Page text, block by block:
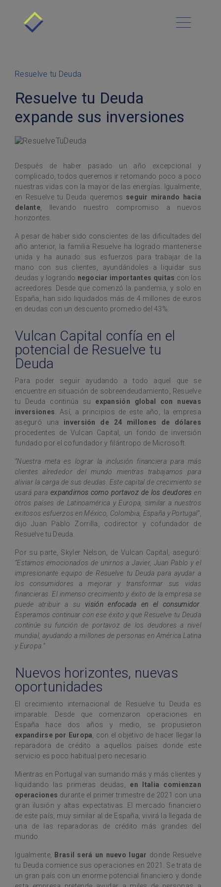
Menú Principal
Cómo funciona
Historias de Éxito
Preguntas Frecuentes
Sitemap
Todo sobre Resuelve
Deudas
Economía
Finanzas personales
Productos financieros
Contacto
Habla con nosotros
Sucursales
Asesoría Gratis
Resuelve tu Deuda
Resuelve tu Deuda
expande sus inversiones
Después de haber pasado un año excepcional y
complicado, todos queremos ir retomando poco a poco
nuestras vidas con la mayor de las energías. Igualmente,
en Resuelve tu Deuda queremos seguir mirando hacia
delante, llevando nuestro compromiso a nuevos
horizontes.
A pesar de haber sido conscientes de las dificultades del
año anterior, la familia Resuelve ha logrado mantenerse
unida y ha aunado sus esfuerzos para trabajar de la
mano con sus clientes, ayundándoles a liquidar sus
deudas y logrando negociar importantes quitas con los
acreedores. Desde que comenzó la pandemia, y solo en
España, han sido liquidados más de 4 millones de euros
en deudas con un descuento promedio del 43%.
Vulcan Capital confía en el
potencial de Resuelve tu
Deuda
Para poder seguir ayudando a todo aquel que se
encuentre en situación de sobreendeudamiento, Resuelve
tu Deuda continúa su expansión global con nuevas
inversiones . Así, a principios de este año, la empresa
aseguró una inversión de 24 millones de dólares
procedentes de Vulcan Capital, un fondo de inversión
fundado por el cofundador y filántropo de Microsoft.
“Nuestra meta es lograr la inclusión financiera para más
clientes alrededor del mundo mientras trabajamos para
aliviar la carga de sus deudas. Este capital de crecimiento se
usará para expandirnos como portavoz de los deudores en
otros países de Latinoamérica y Europa, similar a nuestros
exitosos esfuerzos en México, Colombia, España y Portugal”,
dijo Juan Pablo Zorrilla, codirector y cofundador de
Resuelve tu Deuda.
Por su parte, Skyler Nelson, de Vulcan Capital, aseguró:
“Estamos emocionados de unirnos a Javier, Juan Pablo y el
impresionante equipo de Resuelve tu Deuda para ayudar a
los consumidores a mejorar y transformar sus vidas
financieras. El inmenso crecimiento y éxito de la empresa se
puede atribuir a su visión enfocada en el consumidor.
Esperamos continuar con ese éxito y que Resuelve tu Deuda
continúe su función de portavoz de los deudores a nivel
mundial, ayudando a millones de personas en América Latina
y Europa.”
Nuevos horizontes, nuevas
oportunidades
El crecimiento internacional de Resuelve tu Deuda es
imparable. Desde que comenzaron operaciones en
España hace dos años y medio, se propusieron
expandirse por Europa , con el objetivo de hacer llegar la
reparadora de crédito a aquellos países donde este
servicio es poco habitual pero necesario.
Mientras en Portugal van sumando más y más clientes y
liquidando las primeras deudas, en Italia comienzan
operaciones durante el primer trimestre de 2021 con una
gran ilusión y altas expectativas. El mercado financiero
de este país, muy similar al de España, vivirá la llegada de
una de las reparadoras de crédito más grandes del
mundo.
Igualmente, Brasil será un nuevo lugar donde Resuelve
tu Deuda comience sus operaciones en 2021. Se trata de
un gran país con un enorme potencial financiero y donde